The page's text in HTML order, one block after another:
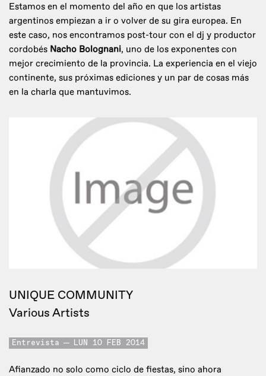
Estamos en el momento del año en que los artistas
argentinos empiezan a ir o volver de su gira europea. En
este caso, nos encontramos post-tour con el dj y productor
cordobés Nacho Bolognani, uno de los exponentes con
mejor crecimiento de la provincia. La experiencia en el viejo
continente, sus próximas ediciones y un par de cosas más
en la charla que mantuvimos.
UNIQUE COMMUNITY
Various Artists
Entrevista LUN 10 FEB 2014
Afianzado no solo como ciclo de fiestas, sino ahora